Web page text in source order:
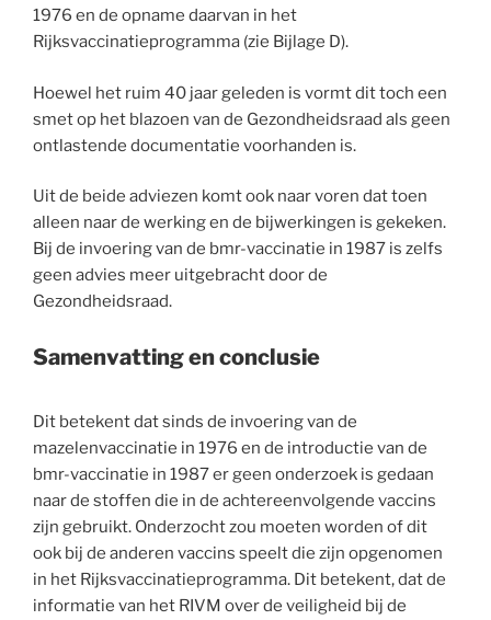
1976 en de opname daarvan in het
Rijksvaccinatieprogramma (zie Bijlage D).
Hoewel het ruim 40 jaar geleden is vormt dit toch een
smet op het blazoen van de Gezondheidsraad als geen
ontlastende documentatie voorhanden is.
Uit de beide adviezen komt ook naar voren dat toen
alleen naar de werking en de bijwerkingen is gekeken.
Bij de invoering van de bmr-vaccinatie in 1987 is zelfs
geen advies meer uitgebracht door de
Gezondheidsraad.
Samenvatting en conclusie
Dit betekent dat sinds de invoering van de
mazelenvaccinatie in 1976 en de introductie van de
bmr-vaccinatie in 1987 er geen onderzoek is gedaan
naar de stoffen die in de achtereenvolgende vaccins
zijn gebruikt. Onderzocht zou moeten worden of dit
ook bij de anderen vaccins speelt die zijn opgenomen
in het Rijksvaccinatieprogramma. Dit betekent, dat de
informatie van het RIVM over de veiligheid bij de